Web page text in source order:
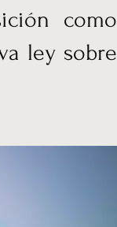
como
ley sobre